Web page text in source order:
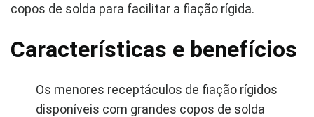
copos de solda para facilitar a fiação rígida.
Características e benefícios
Os menores receptáculos de fiação rígidos
disponíveis com grandes copos de solda